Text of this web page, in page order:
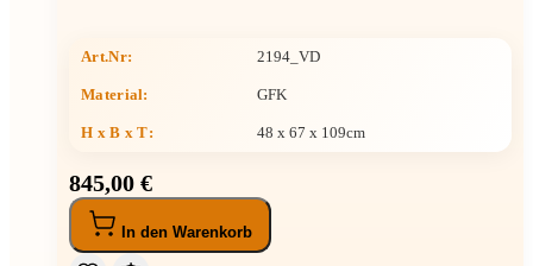
Art.Nr: 2194_VD
Material: GFK
H x B x T: 48 x 67 x 109cm
845,00 €
In den Warenkorb